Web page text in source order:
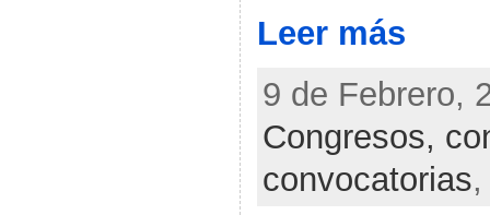
Leer más
9 de Febrero,
Congresos,
convocatorias